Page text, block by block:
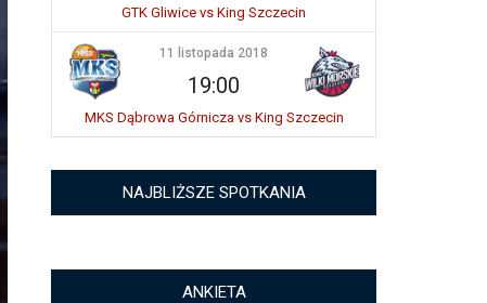
GTK Gliwice vs King Szczecin
11 listopada 2018
19:00
MKS Dąbrowa Górnicza vs King Szczecin
NAJBLIŻSZE SPOTKANIA
ANKIETA